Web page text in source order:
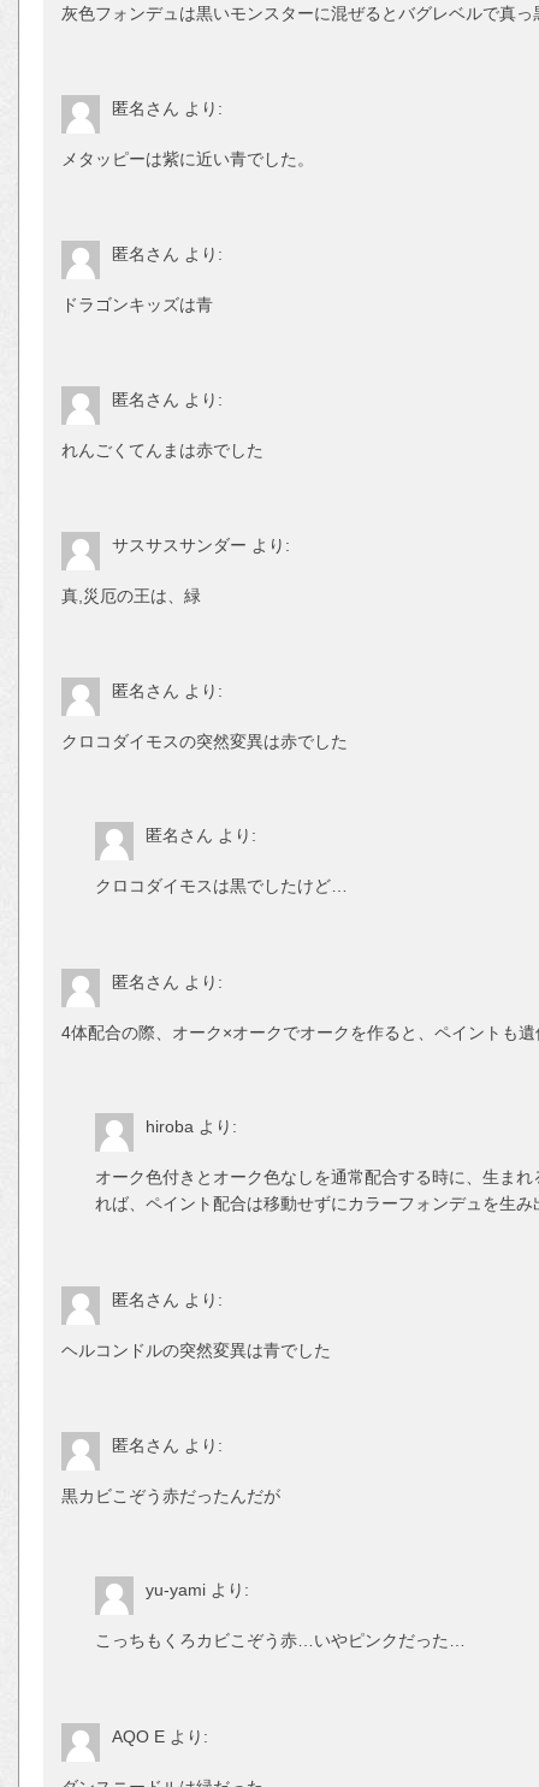
灰色フォンデュは黒いモンスターに混ぜるとバグレベルで真っ
匿名さん より:
メタッピーは紫に近い青でした。
匿名さん より:
ドラゴンキッズは青
匿名さん より:
れんごくてんまは赤でした
サスサスサンダー より:
真,災厄の王は、緑
匿名さん より:
クロコダイモスの突然変異は赤でした
匿名さん より:
クロコダイモスは黒でしたけど…
匿名さん より:
4体配合の際、オーク×オークでオークを作ると、ペイントも
hiroba より:
オーク色付きとオーク色なしを通常配合する時に、生ま
れば、ペイント配合は移動せずにカラーフォンデュを生み
匿名さん より:
ヘルコンドルの突然変異は青でした
匿名さん より:
黒カビこぞう赤だったんだが
yu-yami より:
こっちもくろカビこぞう赤…いやピンクだった…
AQO E より: